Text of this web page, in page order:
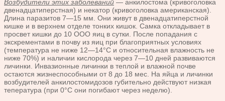
Возбудители этих заболеваний — анкилостома (кривоголовка
двенадцатиперстная) и некатор (кривоголовка американская).
Длина паразитов 7—15 мм. Они живут в двенадцатиперстной
кишке и в верхнем отделе тонких кишок. Самка откладывает в
просвет кишки до 10 ООО яиц в сутки. После попадания с
экскрементами в почву из яиц при благоприятных условиях
(температура не ниже 12—14°С и относительная влажность не
ниже 70%) и наличии кислорода через 7—10 дней развиваются
личинки. Инвазионные личинки в теплой и влажной почве
остаются жизнеспособными от 8 до 18 мес. На яйца и личинки
возбудителей анкилостомидозов губительно действуют низкая
тепература (при 0°С они погибают через неделю).